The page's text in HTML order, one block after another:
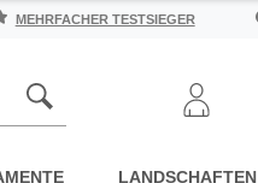
MEHRFACHER TESTSIEGER
LANDSCHAFTEN